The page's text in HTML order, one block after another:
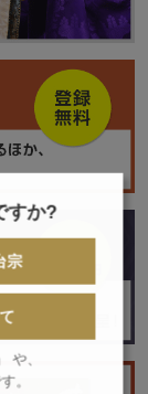
すか?
宗
や、
。